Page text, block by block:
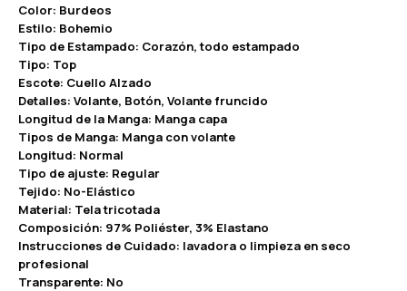
Color: Burdeos
Estilo: Bohemio
Tipo de Estampado: Corazón, todo estampado
Tipo: Top
Escote: Cuello Alzado
Detalles: Volante, Botón, Volante fruncido
Longitud de la Manga: Manga capa
Tipos de Manga: Manga con volante
Longitud: Normal
Tipo de ajuste: Regular
Tejido: No-Elástico
Material: Tela tricotada
Composición: 97% Poliéster, 3% Elastano
Instrucciones de Cuidado: lavadora o limpieza en seco
profesional
Transparente: No